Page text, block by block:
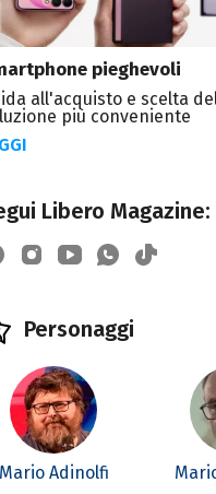
pieghevoli
all'acquisto e scelta
più conveniente
Libero Magazine:
Personaggi
Mario Adinolfi